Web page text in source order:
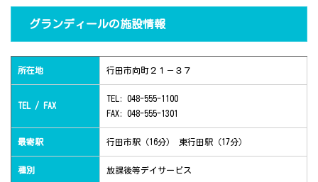
グランディールの施設情報
所在地 行田市向町２１－３７
TEL / FAX
TEL: 048-555-1100
FAX: 048-555-1301
最寄駅 行田市駅（16分） 東行田駅（17分）
種別 放課後等デイサービス